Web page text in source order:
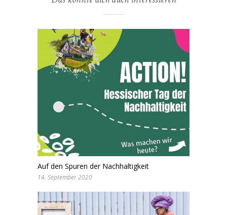
Auf den Spuren der Nachhaltigkeit
14. September 2020